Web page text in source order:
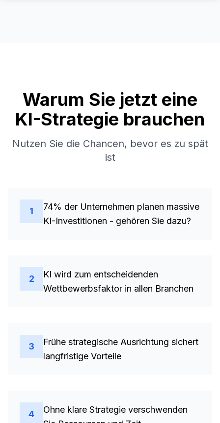
Warum Sie jetzt eine
KI-Strategie brauchen
Nutzen Sie die Chancen, bevor es zu spät
ist
1
74% der Unternehmen planen massive
KI-Investitionen - gehören Sie dazu?
2
KI wird zum entscheidenden
Wettbewerbsfaktor in allen Branchen
3
Frühe strategische Ausrichtung sichert
langfristige Vorteile
4
Ohne klare Strategie verschwenden